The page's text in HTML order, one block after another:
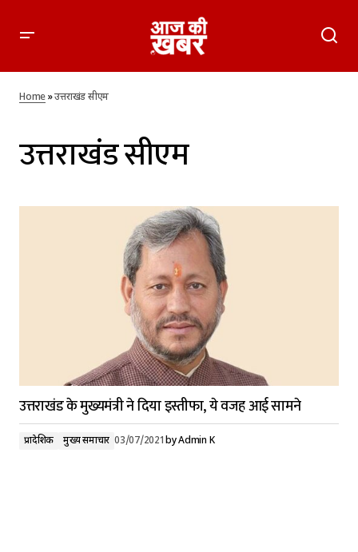
Home»उत्तराखंड सीएम
उत्तराखंड सीएम
उत्तराखंड के मुख्यमंत्री ने दिया इस्तीफा, ये वजह आई सामने
प्रादेशिक मुख्य समाचार 03/07/2021byAdmin K